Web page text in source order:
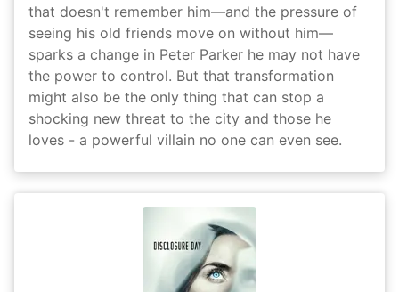
that doesn't remember him—and the pressure of
seeing his old friends move on without him—
sparks a change in Peter Parker he may not have
the power to control. But that transformation
might also be the only thing that can stop a
shocking new threat to the city and those he
loves - a powerful villain no one can even see.